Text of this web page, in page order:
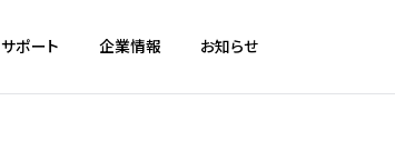
サポート 企業情報 お知らせ